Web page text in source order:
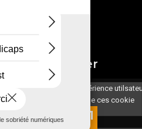
pour optimiser votre expérience
acceptez l’utilisation de ces cookie
Accepter
newsletter